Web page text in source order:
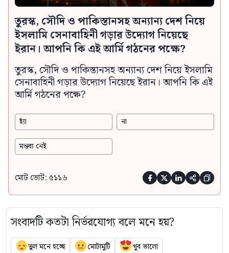
তুরস্ক, সৌদি ও পাকিস্তানসহ অন্যান্য দেশ নিয়ে
ইসলামি সেনাবাহিনী গড়ার উদ্যোগ নিয়েছে
ইরান। আপনি কি এই আর্মি গঠনের পক্ষে?
তুরস্ক, সৌদি ও পাকিস্তানসহ অন্যান্য দেশ নিয়ে ইসলামি
সেনাবাহিনী গড়ার উদ্যোগ নিয়েছে ইরান। আপনি কি এই
আর্মি গঠনের পক্ষে?
হ্যাঁ না
মন্তব্য নেই
মোট ভোট: ৫১১৬     
সংবাদটি কতটা নির্ভরযোগ্য বলে মনে হয়?
ভুল মনে হচ্ছে মোটামুটি খুব ভালো